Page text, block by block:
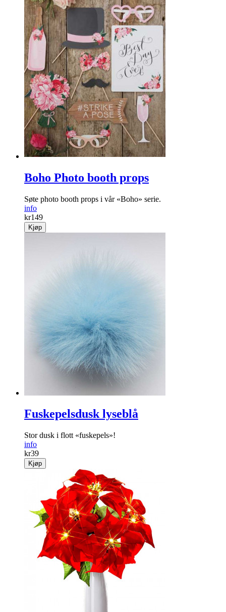
Boho Photo booth props
Søte photo booth props i vår «Boho» serie.
info
kr149
Kjøp
Fuskepelsdusk lyseblå
Stor dusk i flott «fuskepels»!
info
kr39
Kjøp